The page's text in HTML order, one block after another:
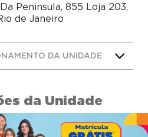
Peninsula, 855 Loja 203,
de Janeiro
DA UNIDADE
da Unidade